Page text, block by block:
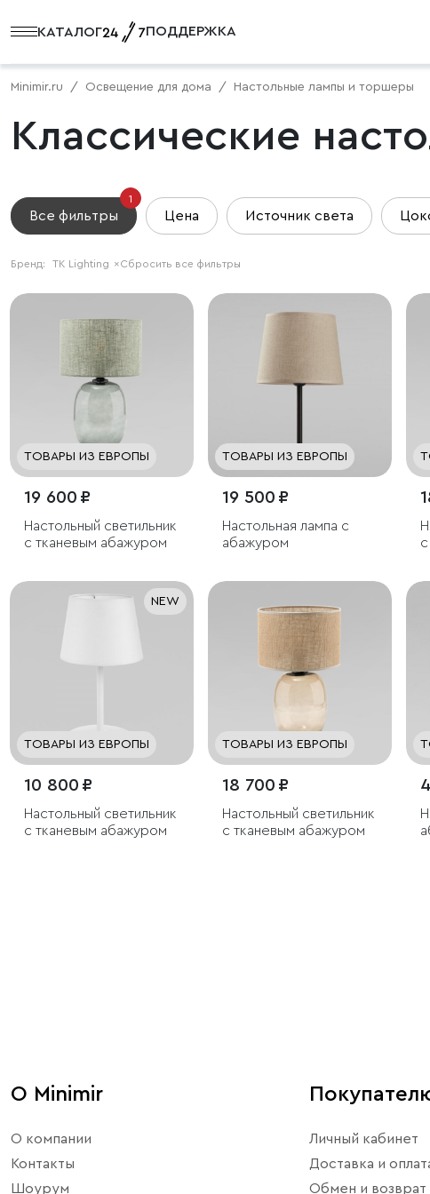
КАТАЛОГ ПОДДЕРЖКА
Minimir.ru Освещение для дома Настольные лампы и торшеры
Классические
Все фильтры
1
Цена Источник света
Сбросить все фильтры
Бренд: TK Lighting ×
ТОВАРЫ ИЗ ЕВРОПЫ
19 600 ₽
Настольный светильник
с тканевым абажуром
ТОВАРЫ ИЗ ЕВРОПЫ
19 500 ₽
Настольная лампа с
абажуром
NEW
ТОВАРЫ ИЗ ЕВРОПЫ
10 800 ₽
Настольный светильник
с тканевым абажуром
ТОВАРЫ ИЗ ЕВРОПЫ
18 700 ₽
Настольный светильник
с тканевым абажуром
О Minimir
О компании
Контакты
Шоурум
Личный кабинет
Доставка и
Обмен и возврат